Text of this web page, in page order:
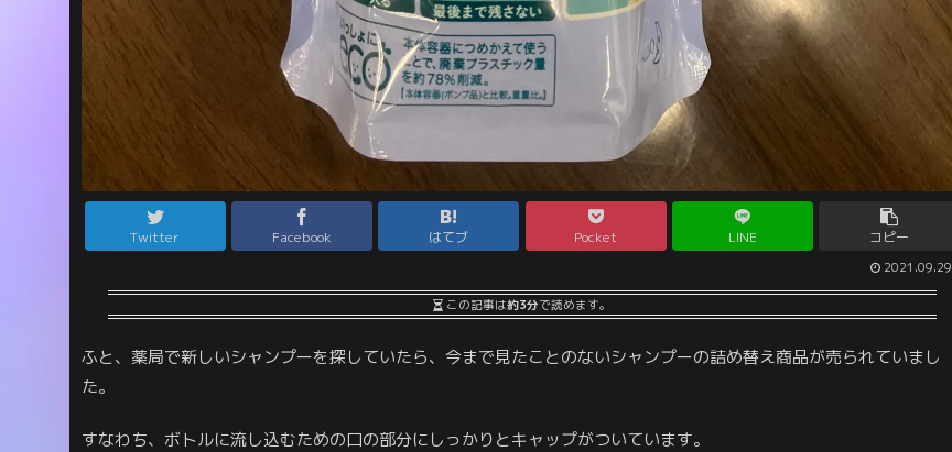
Twitter Facebook はてブ Pocket LINE コピー
2021.09.29
この記事は約3分で読めます。
ふと、薬局で新しいシャンプーを探していたら、今まで見たことのないシャンプーの詰め替え商品が売られていまし
た。
すなわち、ボトルに流し込むための口の部分にしっかりとキャップがついています。